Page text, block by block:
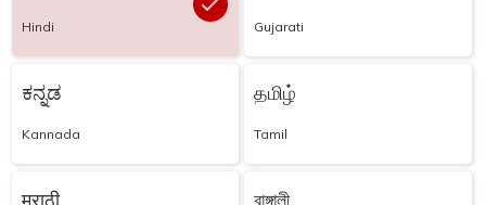
Hindi Gujarati
ಕನ್ನಡ
Kannada
தமிழ்
Tamil